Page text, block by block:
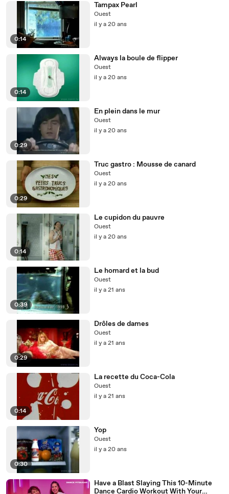
0:14
Tampax Pearl
Ouest
il y a 20 ans
0:14
Always la boule de flipper
Ouest
il y a 20 ans
0:29
En plein dans le mur
Ouest
il y a 20 ans
0:29
Truc gastro : Mousse de canard
Ouest
il y a 20 ans
0:14
Le cupidon du pauvre
Ouest
il y a 20 ans
0:39
Le homard et la bud
Ouest
il y a 21 ans
0:29
Drôles de dames
Ouest
il y a 21 ans
0:14
La recette du Coca-Cola
Ouest
il y a 21 ans
0:30
Yop
Ouest
il y a 20 ans
Have a Blast Slaying This 10-Minute
Dance Cardio Workout With Your